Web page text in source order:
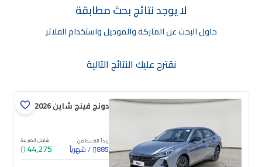
لا يوجد نتائج بحث مطابقة
حاول البحث عن الماركة والموديل واستخدام الفلاتر
نقترح عليك النتائج التالية
دونج فينج شاين E1 2026
يبدأ القسط من
885
/شهرياً
شامل الضريبة
44,275